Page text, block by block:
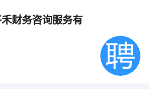
财务咨询服务有